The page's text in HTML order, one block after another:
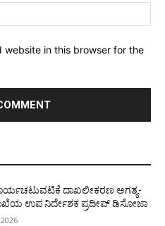
website in this browser for the
ದಾಖಲೀಕರಣ ಅಗತ್ಯ-
ಉಪ ನಿರ್ದೇಶಕ ಪ್ರದೀಪ್ ಡಿಸೋಜಾ